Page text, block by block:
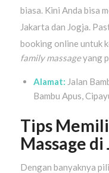
biasa. Kini Anda bisa
Jakarta dan Jogja.
booking online untuk
family massageyang
Alamat: Jalan
Bambu Apus,
Tips
Massage
Dengan banyaknya